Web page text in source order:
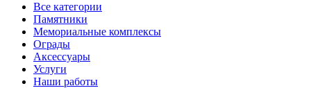
Все категории
Памятники
Мемориальные комплексы
Ограды
Аксессуары
Услуги
Наши работы